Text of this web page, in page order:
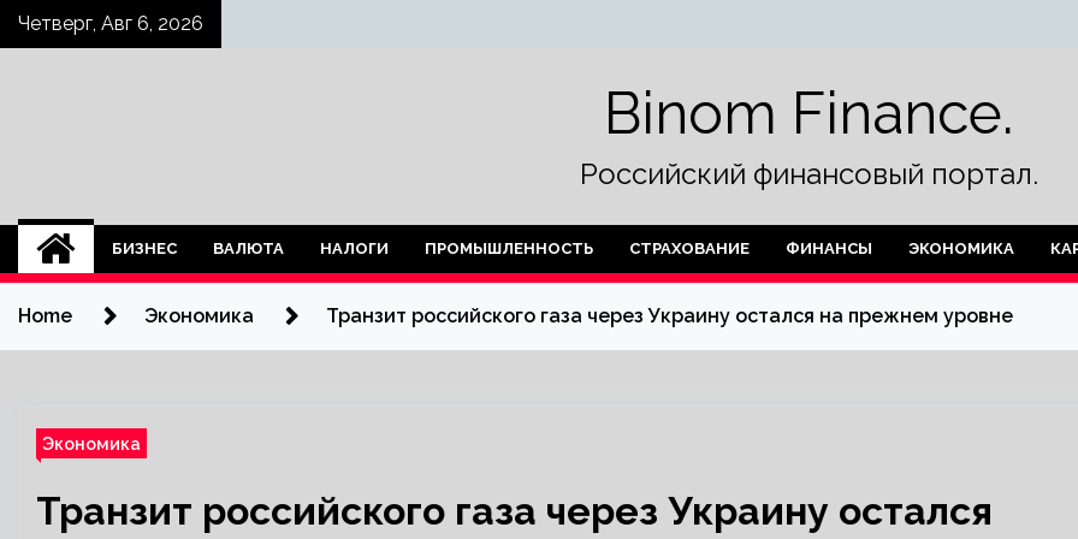
SkipЧетверг, Авг 6, 2026
Binom Finance.
Российский финансовый портал.
БИЗНЕС ВАЛЮТА НАЛОГИ ПРОМЫШЛЕННОСТЬ СТРАХОВАНИЕ ФИНАНСЫ ЭКОНОМИКА
Home Экономика Транзит российского газа через Украину остался на прежнем уровне
Экономика
Транзит российского газа через Украину остался